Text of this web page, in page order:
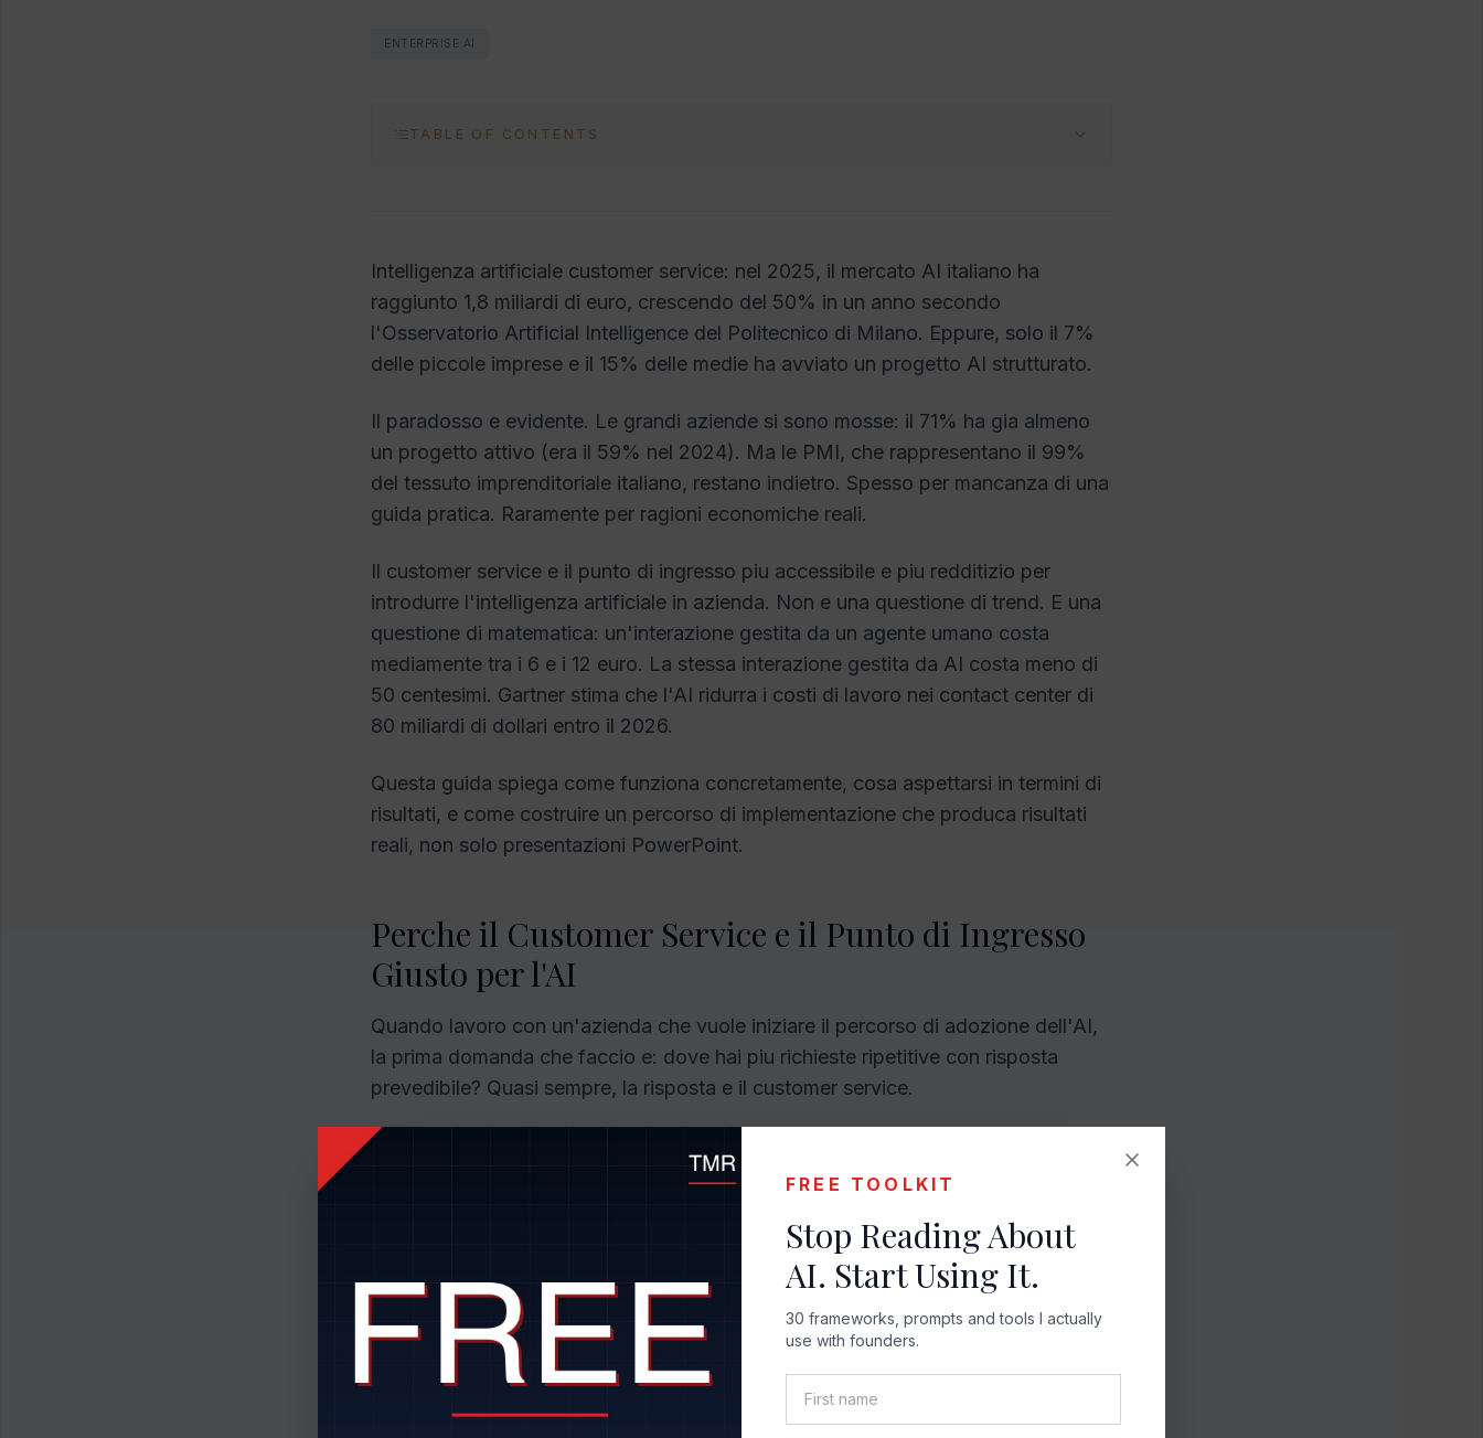
ENTERPRISE AI
TABLE OF CONTENTS
Intelligenza artificiale customer service: nel 2025, il mercato AI italiano ha
raggiunto 1,8 miliardi di euro, crescendo del 50% in un anno secondo
l'Osservatorio Artificial Intelligence del Politecnico di Milano. Eppure, solo il 7%
delle piccole imprese e il 15% delle medie ha avviato un progetto AI strutturato.
Il paradosso e evidente. Le grandi aziende si sono mosse: il 71% ha gia almeno
un progetto attivo (era il 59% nel 2024). Ma le PMI, che rappresentano il 99%
del tessuto imprenditoriale italiano, restano indietro. Spesso per mancanza di una
guida pratica. Raramente per ragioni economiche reali.
Il customer service e il punto di ingresso piu accessibile e piu redditizio per
introdurre l'intelligenza artificiale in azienda. Non e una questione di trend. E una
questione di matematica: un'interazione gestita da un agente umano costa
mediamente tra i 6 e i 12 euro. La stessa interazione gestita da AI costa meno di
50 centesimi. Gartner stima che l'AI ridurra i costi di lavoro nei contact center di
80 miliardi di dollari entro il 2026.
Questa guida spiega come funziona concretamente, cosa aspettarsi in termini di
risultati, e come costruire un percorso di implementazione che produca risultati
reali, non solo presentazioni PowerPoint.
Perche il Customer Service e il Punto di Ingresso
Giusto per l'AI
Quando lavoro con un'azienda che vuole iniziare il percorso di adozione dell'AI,
la prima domanda che faccio e: dove hai piu richieste ripetitive con risposta
prevedibile? Quasi sempre, la risposta e il customer service.
Questo non e casuale. Il customer service ha caratteristiche che lo rendono
ideale come primo campo di applicazione AI:
Le richieste arrivano in modo costante. Puoi misurare prima
Contenuto strutturabile.La maggior parte delle richieste ricade in categorie
definite: stato dell'ordine, rimborso, informazioni sul prodotto, assistenza
tecnica, reclamo. Non e un territorio nebuloso.
FREE TOOLKIT
Stop Reading About
AI. Start Using It.
30 frameworks, prompts and tools I actually
use with founders.